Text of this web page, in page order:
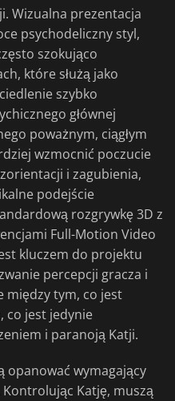
Wizualna prezentacja
psychodeliczny styl,
szokująco
które służą jako
szybko
głównej
poważnym, ciągłym
wzmocnić poczucie
i zagubienia,
podejście
rozgrywkę 3D z
Full-Motion Video
kluczem do projektu
percepcji gracza i
między tym, co jest
co jest jedynie
i paranoją Katji.
opanować wymagający
Katję, muszą